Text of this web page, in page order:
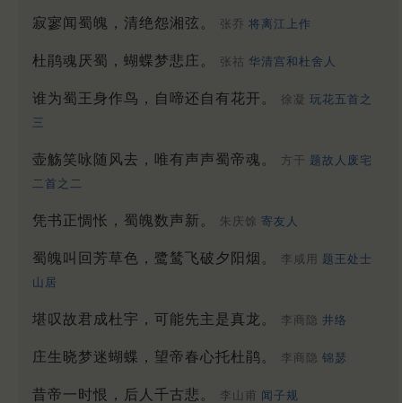
寂寥闻蜀魄，清绝怨湘弦。 张乔 将离江上作
杜鹃魂厌蜀，蝴蝶梦悲庄。 张祜 华清宫和杜舍人
谁为蜀王身作鸟，自啼还自有花开。 徐凝 玩花五首之
三
壶觞笑咏随风去，唯有声声蜀帝魂。 方干 题故人废宅
二首之二
凭书正惆怅，蜀魄数声新。 朱庆馀 寄友人
蜀魄叫回芳草色，鹭鸶飞破夕阳烟。 李咸用 题王处士
山居
堪叹故君成杜宇，可能先主是真龙。 李商隐 井络
庄生晓梦迷蝴蝶，望帝春心托杜鹃。 李商隐 锦瑟
昔帝一时恨，后人千古悲。 李山甫 闻子规